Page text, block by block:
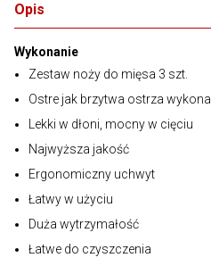
Opis
Wykonanie
Zestaw noży do mięsa 3 szt.
Ostre jak brzytwa ostrza
Lekki w dłoni, mocny w cięciu
Najwyższa jakość
Ergonomiczny uchwyt
Łatwy w użyciu
Duża wytrzymałość
Łatwe do czyszczenia